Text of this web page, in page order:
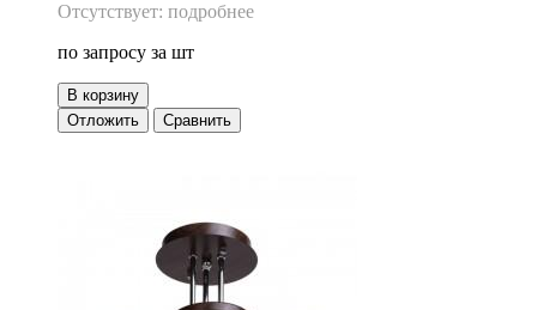
Отсутствует: подробнее
по запросу за шт
В корзину
Отложить
Сравнить